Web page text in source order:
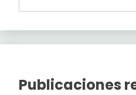
Publicaciones